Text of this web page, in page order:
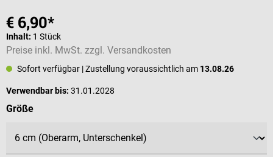
€ 6,90*
Inhalt: 1 Stück
Preise inkl. MwSt. zzgl. Versandkosten
Sofort verfügbar | Zustellung voraussichtlich am 13.08.26
Verwendbar bis: 31.01.2028
Größeauswählen